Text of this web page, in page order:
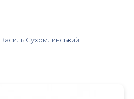
Василь Сухомлинський